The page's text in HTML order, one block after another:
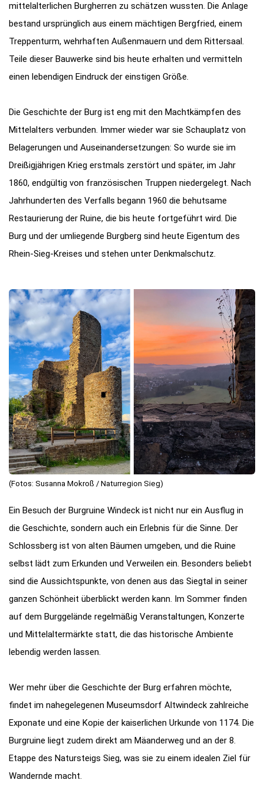
mittelalterlichen Burgherren zu schätzen wussten. Die Anlage
bestand ursprünglich aus einem mächtigen Bergfried, einem
Treppenturm, wehrhaften Außenmauern und dem Rittersaal.
Teile dieser Bauwerke sind bis heute erhalten und vermitteln
einen lebendigen Eindruck der einstigen Größe.
Die Geschichte der Burg ist eng mit den Machtkämpfen des
Mittelalters verbunden. Immer wieder war sie Schauplatz von
Belagerungen und Auseinandersetzungen: So wurde sie im
Dreißigjährigen Krieg erstmals zerstört und später, im Jahr
1860, endgültig von französischen Truppen niedergelegt. Nach
Jahrhunderten des Verfalls begann 1960 die behutsame
Restaurierung der Ruine, die bis heute fortgeführt wird. Die
Burg und der umliegende Burgberg sind heute Eigentum des
Rhein-Sieg-Kreises und stehen unter Denkmalschutz.
(Fotos: Susanna Mokroß / Naturregion Sieg)
Ein Besuch der Burgruine Windeck ist nicht nur ein Ausflug in
die Geschichte, sondern auch ein Erlebnis für die Sinne. Der
Schlossberg ist von alten Bäumen umgeben, und die Ruine
selbst lädt zum Erkunden und Verweilen ein. Besonders beliebt
sind die Aussichtspunkte, von denen aus das Siegtal in seiner
ganzen Schönheit überblickt werden kann. Im Sommer finden
auf dem Burggelände regelmäßig Veranstaltungen, Konzerte
und Mittelaltermärkte statt, die das historische Ambiente
lebendig werden lassen.
Wer mehr über die Geschichte der Burg erfahren möchte,
findet im nahegelegenen Museumsdorf Altwindeck zahlreiche
Exponate und eine Kopie der kaiserlichen Urkunde von 1174. Die
Burgruine liegt zudem direkt am Mäanderweg und an der 8.
Etappe des Natursteigs Sieg, was sie zu einem idealen Ziel für
Wandernde macht.